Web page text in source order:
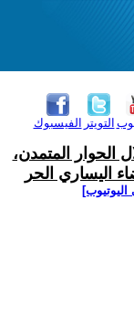
الفيسبوك التويتر
الحوار المتمدن،
اليساري الحر